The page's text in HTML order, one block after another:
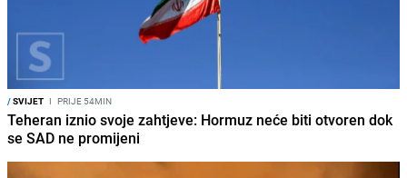
/SVIJET I PRIJE 54MIN
Teheran iznio svoje zahtjeve: Hormuz neće biti otvoren dok
se SAD ne promijeni